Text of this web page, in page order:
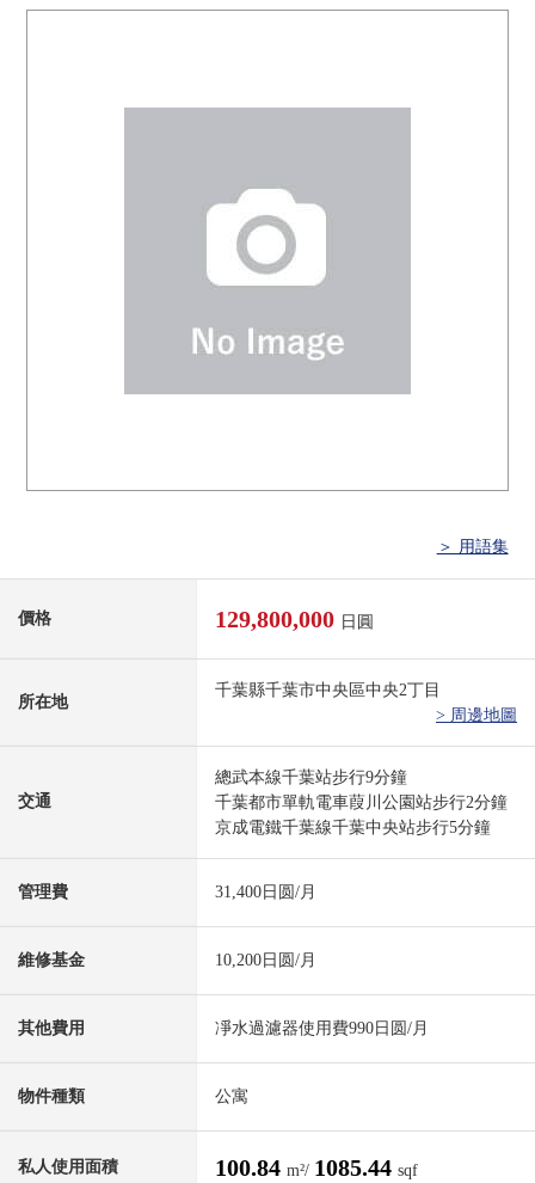
＞ 用語集
價格 129,800,000 日圓
所在地
千葉縣千葉市中央區中央2丁目
> 周邊地圖
交通
總武本線千葉站步行9分鐘
千葉都市單軌電車葭川公園站步行2分鐘
京成電鐵千葉線千葉中央站步行5分鐘
管理費 31,400日圆/月
維修基金 10,200日圆/月
其他費用 凈水過濾器使用費990日圆/月
物件種類 公寓
私人使用面積 100.84 m²/ 1085.44 sqf